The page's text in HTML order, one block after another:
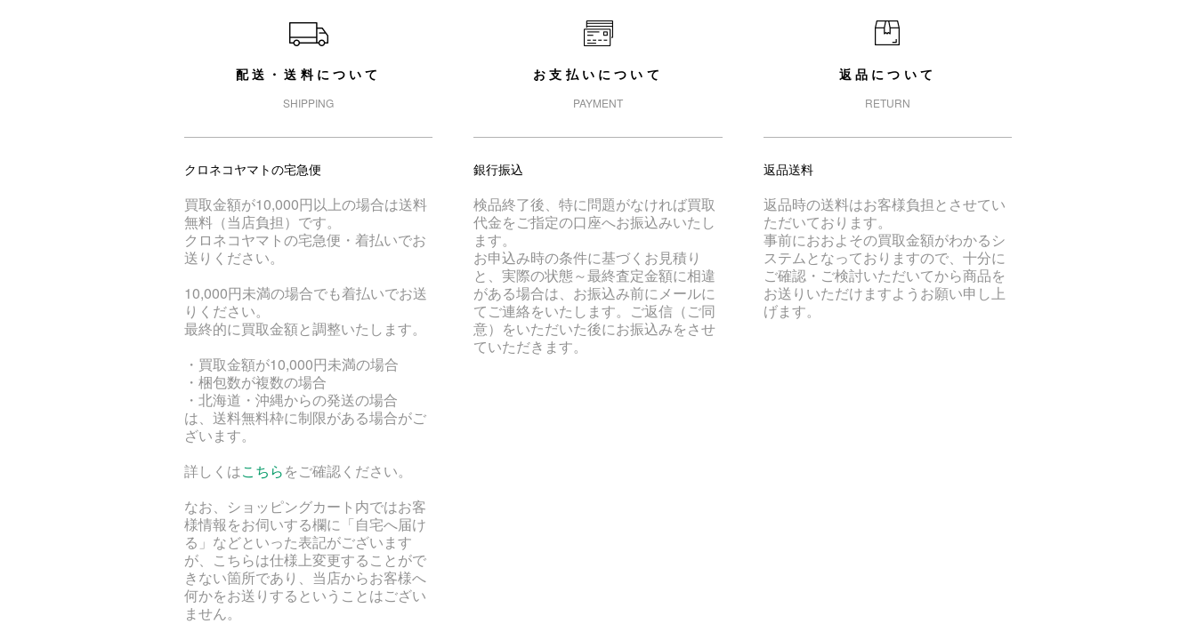
配送・送料について
SHIPPING
クロネコヤマトの宅急便
買取金額が10,000円以上の場合は送料
無料（当店負担）です。
クロネコヤマトの宅急便・着払いでお
送りください。
10,000円未満の場合でも着払いでお送
りください。
最終的に買取金額と調整いたします。
・買取金額が10,000円未満の場合
・梱包数が複数の場合
・北海道・沖縄からの発送の場合
は、送料無料枠に制限がある場合がご
ざいます。
詳しくはこちらをご確認ください。
なお、ショッピングカート内ではお客
様情報をお伺いする欄に「自宅へ届け
る」などといった表記がございます
が、こちらは仕様上変更することがで
きない箇所であり、当店からお客様へ
何かをお送りするということはござい
ません。
お支払いについて
PAYMENT
銀行振込
検品終了後、特に問題がなければ買取
代金をご指定の口座へお振込みいたし
ます。
お申込み時の条件に基づくお見積り
と、実際の状態～最終査定金額に相違
がある場合は、お振込み前にメールに
てご連絡をいたします。ご返信（ご同
意）をいただいた後にお振込みをさせ
ていただきます。
返品について
RETURN
返品送料
返品時の送料はお客様負担とさせてい
ただいております。
事前におおよその買取金額がわかるシ
ステムとなっておりますので、十分に
ご確認・ご検討いただいてから商品を
お送りいただけますようお願い申し上
げます。